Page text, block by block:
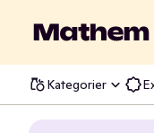
Kategorier